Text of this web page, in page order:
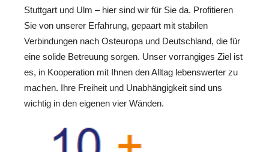
Stuttgart und Ulm – hier sind wir für Sie da. Profitieren
Sie von unserer Erfahrung, gepaart mit stabilen
Verbindungen nach Osteuropa und Deutschland, die für
eine solide Betreuung sorgen. Unser vorrangiges Ziel ist
es, in Kooperation mit Ihnen den Alltag lebenswerter zu
machen. Ihre Freiheit und Unabhängigkeit sind uns
wichtig in den eigenen vier Wänden.